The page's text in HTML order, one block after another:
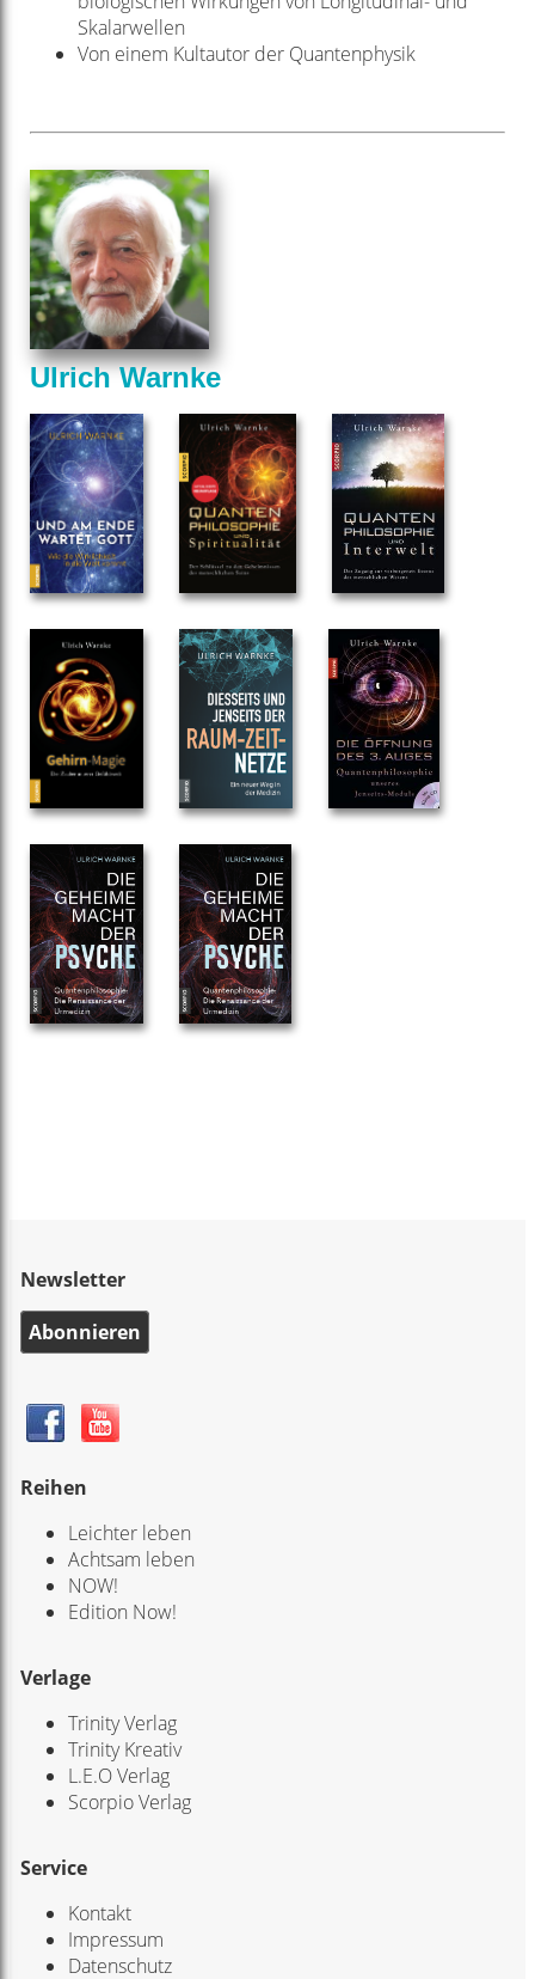
Skalarwellen
Von einem Kultautor der Quantenphysik
Ulrich Warnke
Newsletter
Abonnieren
Reihen
Leichter leben
Achtsam leben
NOW!
Edition Now!
Verlage
Trinity Verlag
Trinity Kreativ
L.E.O Verlag
Scorpio Verlag
Service
Kontakt
Impressum
Datenschutz